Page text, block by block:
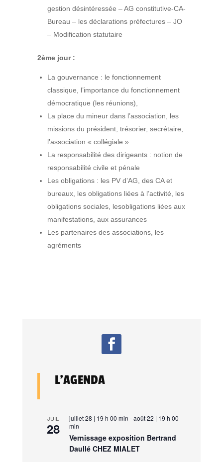
gestion désintéressée – AG constitutive-CA-
Bureau – les déclarations préfectures – JO
– Modification statutaire
2ème jour :
La gouvernance : le fonctionnement
classique, l’importance du fonctionnement
démocratique (les réunions),
La place du mineur dans l’association, les
missions du président, trésorier, secrétaire,
l’association « collégiale »
La responsabilité des dirigeants : notion de
responsabilité civile et pénale
Les obligations : les PV d’AG, des CA et
bureaux, les obligations liées à l’activité, les
obligations sociales, lesobligations liées aux
manifestations, aux assurances
Les partenaires des associations, les
agréments
L’AGENDA
JUIL
28
juillet 28 | 19 h 00 min -août 22 | 19 h 00
min
Vernissage exposition Bertrand
Daullé CHEZ MIALET